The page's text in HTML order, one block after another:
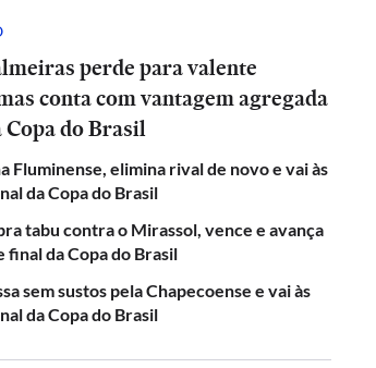
perde para valente
conta com vantagem agregada
Copa do Brasil
Fluminense, elimina rival de novo e vai às
da Copa do Brasil
tabu contra o Mirassol, vence e avança
final da Copa do Brasil
sem sustos pela Chapecoense e vai às
da Copa do Brasil